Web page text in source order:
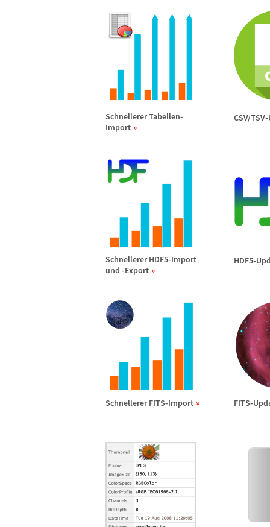
Schnellerer Tabellen-
Import
CSV/
Schnellerer HDF5-Import
und -Export
HDF5-
Schnellerer FITS-Import FITS-